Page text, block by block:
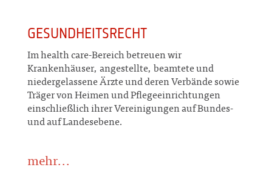
GESUNDHEITSRECHT
Im health care-Bereich betreuen wir
Krankenhäuser, angestellte, beamtete und
niedergelassene Ärzte und deren Verbände sowie
Träger von Heimen und Pflegeeinrichtungen
einschließlich ihrer Vereinigungen auf Bundes-
und auf Landesebene.
mehr...